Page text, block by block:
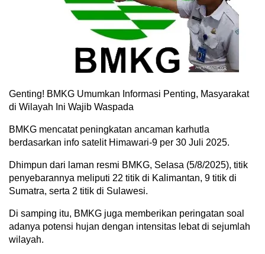
Genting! BMKG Umumkan Informasi Penting, Masyarakat
di Wilayah Ini Wajib Waspada
BMKG mencatat peningkatan ancaman karhutla
berdasarkan info satelit Himawari-9 per 30 Juli 2025.
Dhimpun dari laman resmi BMKG, Selasa (5/8/2025), titik
penyebarannya meliputi 22 titik di Kalimantan, 9 titik di
Sumatra, serta 2 titik di Sulawesi.
Di samping itu, BMKG juga memberikan peringatan soal
adanya potensi hujan dengan intensitas lebat di sejumlah
wilayah.